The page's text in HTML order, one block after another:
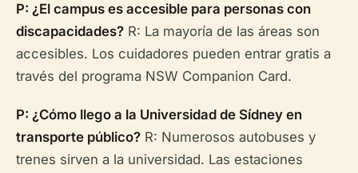
P: ¿El campus es accesible para personas con
discapacidades? R: La mayoría de las áreas son
accesibles. Los cuidadores pueden entrar gratis a
través del programa NSW Companion Card.
P: ¿Cómo llego a la Universidad de Sídney en
transporte público? R: Numerosos autobuses y
trenes sirven a la universidad. Las estaciones